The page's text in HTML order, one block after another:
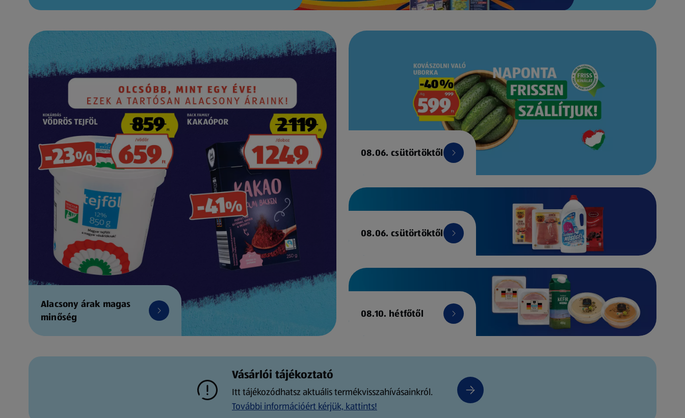
Alacsony árak magas
minőség
08.06. csütörtöktől
08.06. csütörtöktől
08.10. hétfőtől
Vásárlói tájékoztató
Itt tájékozódhatsz aktuális termékvisszahívásainkról.
További információért kérjük, kattints!